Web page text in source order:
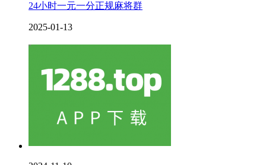
24小时一元一分正规麻将群
2025-01-13